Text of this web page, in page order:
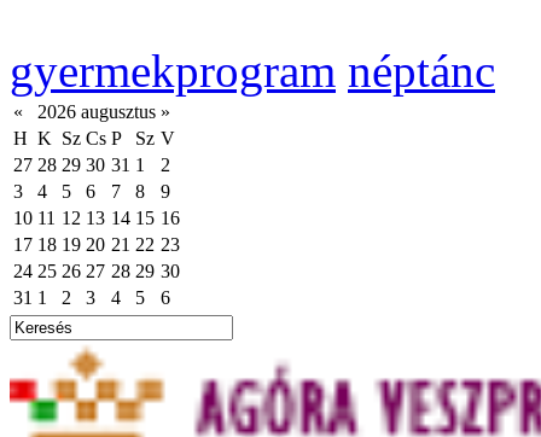
gyermekprogram néptánc
« 2026 augusztus »
H K Sz Cs P Sz V
27 28 29 30 31 1
2
3
4 5 6 7 8
9
10 11 12 13 14 15 16
17 18 19 20 21 22 23
24 25 26 27 28 29 30
31 1 2 3 4 5 6